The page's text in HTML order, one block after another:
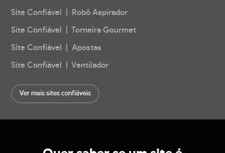
Site Confiável | Robô Aspirador
Site Confiável | Torneira Gourmet
Site Confiável | Apostas
Site Confiável | Ventilador
Ver mais sites confiáveis